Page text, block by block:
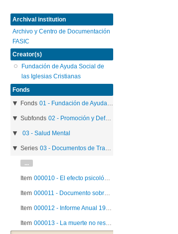
Archival institution
Archivo y Centro de Documentación
FASIC
Creator(s)
Fundación de Ayuda Social de
las Iglesias Cristianas
Fonds
Fonds 01 - Fundación de Ayuda Social de las Iglesias Cristianas
Subfonds 02 - Promoción y Defensa de los Derechos Humanos
03 - Salud Mental
Series 03 - Documentos de Trabajo
...
Item 000010 - El efecto psicológico en los niños, hijos de detenidos políticos
Item 000011 - Documento sobre el trabajo de Salud Mental FASIC
Item 000012 - Informe Anual 1986. Taller Terapeútico
Item 000013 - La muerte no resuelta, la desaparición